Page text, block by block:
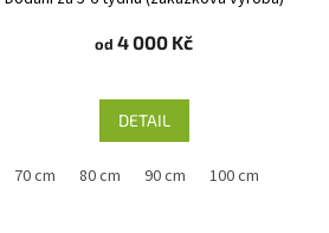
od 4 000 Kč
DETAIL
70 cm 80 cm 90 cm 100 cm